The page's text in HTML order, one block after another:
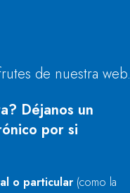
de nuestra web.
Déjanos un
por si
o particular (como la